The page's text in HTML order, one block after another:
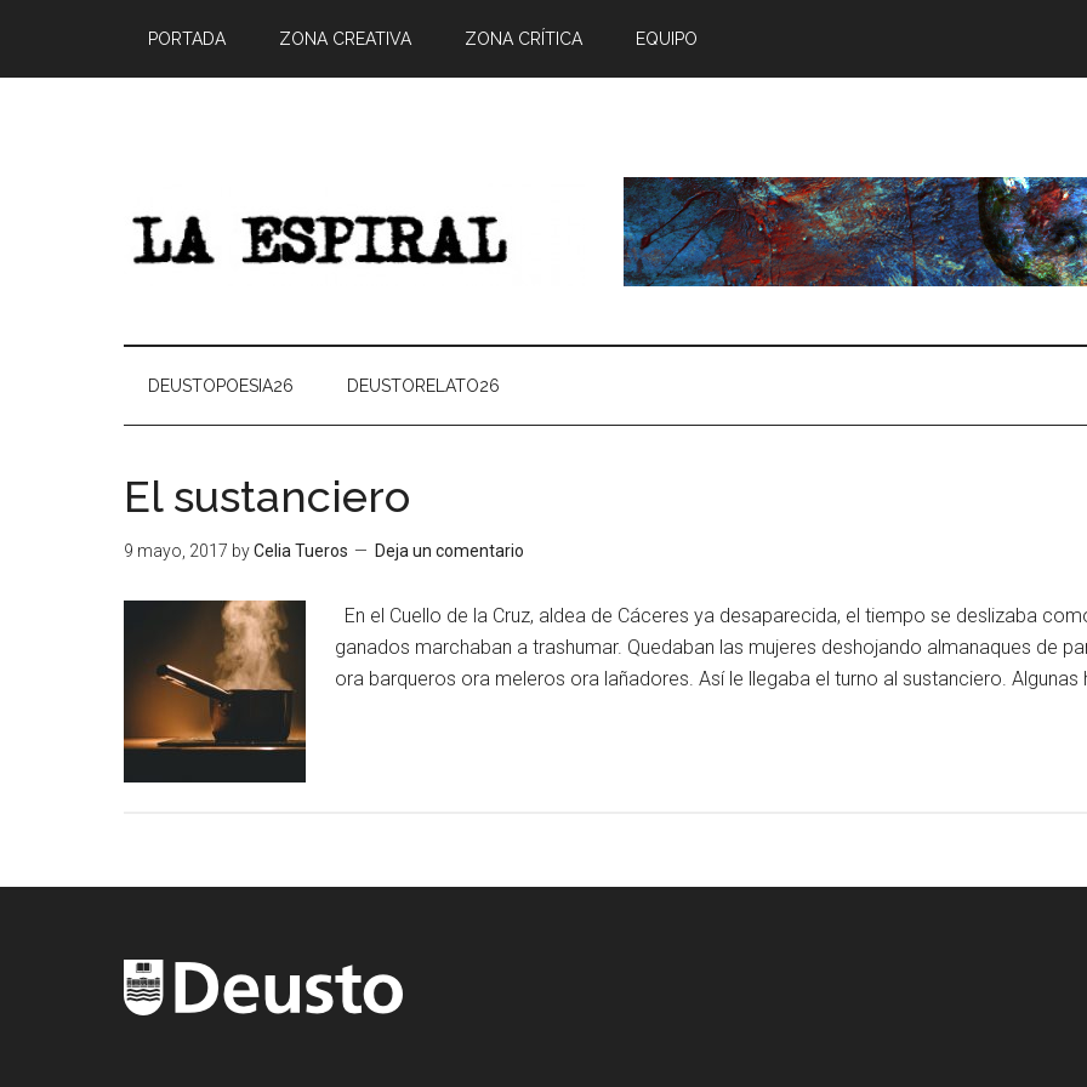
PORTADA ZONA CREATIVA ZONA CRÍTICA EQUIPO
DEUSTOPOESIA26 DEUSTORELATO26
El sustanciero
9 mayo, 2017 byCelia Tueros Deja un comentario
En el Cuello de la Cruz, aldea de Cáceres ya desaparecida, el tiempo se deslizaba
ganados marchaban a trashumar. Quedaban las mujeres deshojando almanaques de
ora barqueros ora meleros ora lañadores. Así le llegaba el turno al sustanciero.